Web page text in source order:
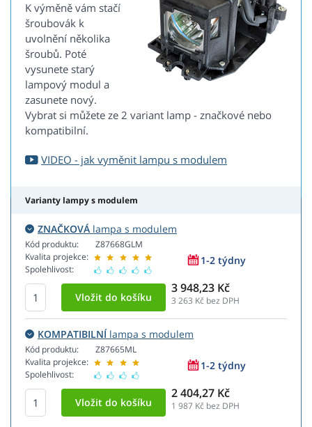
K výměně vám stačí
šroubovák k
uvolnění několika
šroubů. Poté
vysunete starý
lampový modul a
zasunete nový.
Vybrat si můžete ze 2 variant lamp - značkové nebo
kompatibilní.
VIDEO - jak vyměnit lampu s modulem
Varianty lampy s modulem
ZNAČKOVÁ lampa s modulem
Kód produktu:
Kvalita projekce:
Spolehlivost:
Z87668GLM
1-2 týdny
3 948,23 Kč
3 263 Kč bez DPH
KOMPATIBILNÍlampa s modulem
Kód produktu:
Kvalita projekce:
Spolehlivost:
Z87665ML
1-2 týdny
2 404,27 Kč
1 987 Kč bez DPH